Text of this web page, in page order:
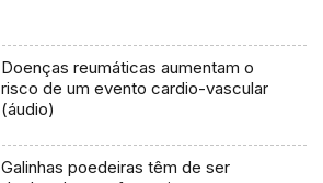
Doenças reumáticas aumentam o
risco de um evento cardio-vascular
(áudio)
Galinhas poedeiras têm de ser